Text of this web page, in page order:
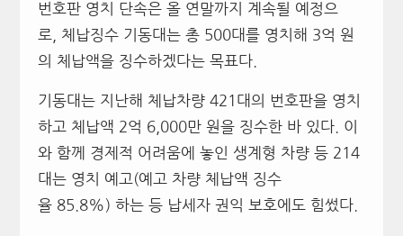
번호판 영치 단속은 올 연말까지 계속될 예정으
로, 체납징수 기동대는 총 500대를 영치해 3억 원
의 체납액을 징수하겠다는 목표다.
기동대는 지난해 체납차량 421대의 번호판을 영치
하고 체납액 2억 6,000만 원을 징수한 바 있다. 이
와 함께 경제적 어려움에 놓인 생계형 차량 등 214
대는 영치 예고(예고 차량 체납액 징수
율 85.8%) 하는 등 납세자 권익 보호에도 힘썼다.